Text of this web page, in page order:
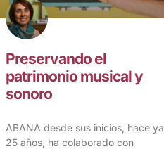
Preservando el
patrimonio musical y
sonoro
ABANA desde sus inicios, hace ya
25 años, ha colaborado con